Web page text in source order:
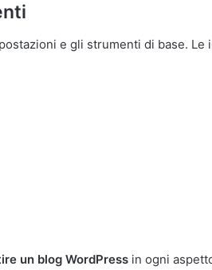
e gli strumenti di base.
un blog WordPress in ogni